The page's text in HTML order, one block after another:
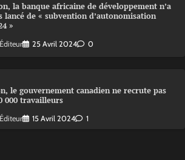
la banque africaine de développement n’a
lancé de « subvention d’autonomisation
»
Éditeur 25 Avril 2024 0
le gouvernement canadien ne recrute pas
000 travailleurs
Éditeur 15 Avril 2024 1